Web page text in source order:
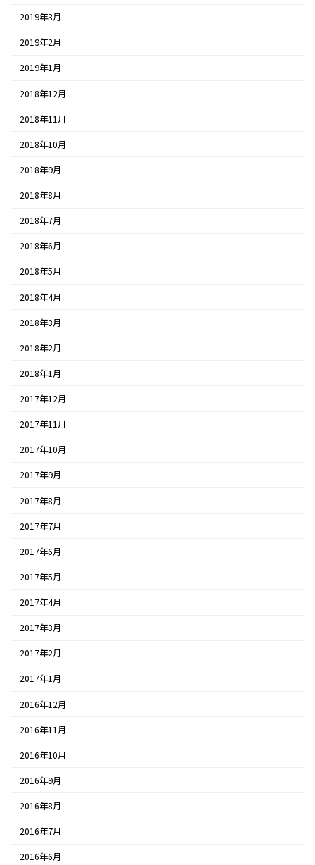
2019年3月
2019年2月
2019年1月
2018年12月
2018年11月
2018年10月
2018年9月
2018年8月
2018年7月
2018年6月
2018年5月
2018年4月
2018年3月
2018年2月
2018年1月
2017年12月
2017年11月
2017年10月
2017年9月
2017年8月
2017年7月
2017年6月
2017年5月
2017年4月
2017年3月
2017年2月
2017年1月
2016年12月
2016年11月
2016年10月
2016年9月
2016年8月
2016年7月
2016年6月